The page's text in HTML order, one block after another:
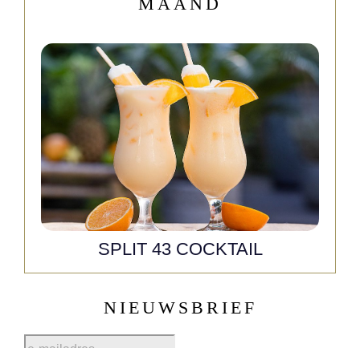
SPLIT 43 COCKTAIL
NIEUWSBRIEF